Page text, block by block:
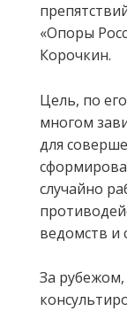
«Опоры
Корочкин.
Цель, по
многом
для
случайно
ведомств и
За